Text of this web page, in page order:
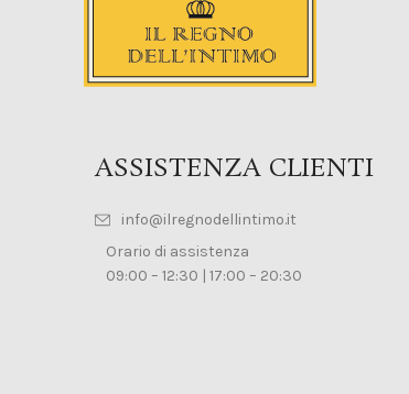
ASSISTENZA CLIENTI
info@ilregnodellintimo.it
Orario di assistenza
09:00 – 12:30 | 17:00 – 20:30